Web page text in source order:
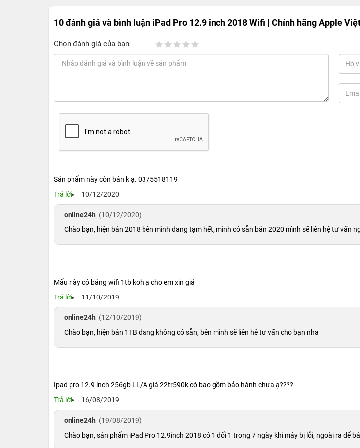
10 đánh giá và bình luận iPad Pro 12.9 inch 2018 Wifi | Chính hãng Apple
Chọn đánh giá của bạn
Sản phẩm này còn bán k ạ. 0375518119
Trả lời
10/12/2020
online24h (10/12/2020)
Chào bạn, hiện bản 2018 bên mình đang tạm hết, mình có sẵn bản 2020 mình sẽ liên hệ tư vấn
Mẩu này có bảng wifi 1tb koh ạ cho em xin giá
Trả lời
11/10/2019
online24h (12/10/2019)
Chào bạn, hiện bản 1TB đang không có sẵn, bên mình sẽ liên hê tư vấn cho bạn nha
Ipad pro 12.9 inch 256gb LL/A giá 22tr590k có bao gồm bảo hành chưa ạ????
Trả lời
16/08/2019
online24h (19/08/2019)
Chào bạn, sản phẩm iPad Pro 12.9inch 2018 có 1 đổi 1 trong 7 ngày khi máy bị lỗi, ngoài ra để